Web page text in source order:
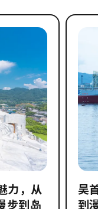
力，从
步到岛
吴
到